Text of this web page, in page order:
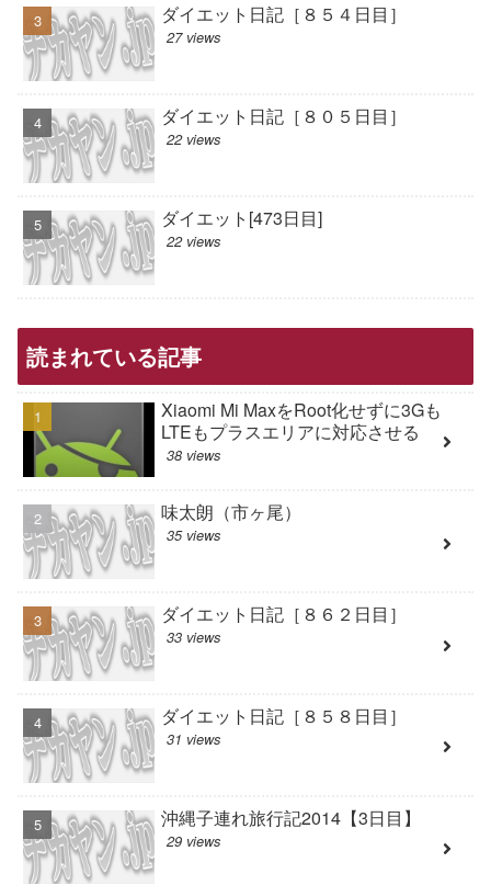
ダイエット日記［８５４日目］
27 views
ダイエット日記［８０５日目］
22 views
ダイエット[473日目]
22 views
読まれている記事
Xiaomi Mi MaxをRoot化せずに3Gも
LTEもプラスエリアに対応させる
38 views
味太朗（市ヶ尾）
35 views
ダイエット日記［８６２日目］
33 views
ダイエット日記［８５８日目］
31 views
沖縄子連れ旅行記2014【3日目】
29 views